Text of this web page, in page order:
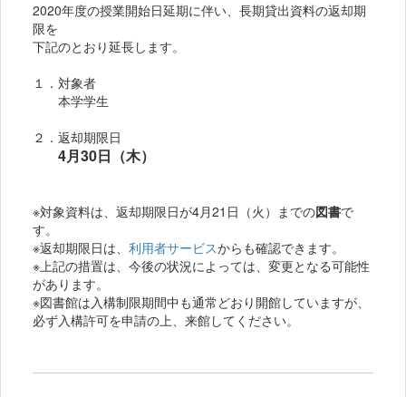
2020年度の授業開始日延期に伴い、長期貸出資料の返却期
限を
下記のとおり延長します。
１．対象者
本学学生
２．返却期限日
4月30日（木）
※対象資料は、返却期限日が4月21日（火）までの図書で
す。
※返却期限日は、 利用者サービスからも確認できます。
※上記の措置は、今後の状況によっては、変更となる可能性
があります。
※図書館は入構制限期間中も通常どおり開館していますが、
必ず入構許可を申請の上、来館してください。